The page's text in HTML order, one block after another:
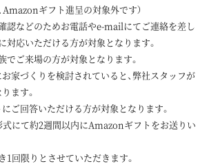
Amazonギフト進呈の対象外です）
認などのためお電話やe-mailにてご連絡を差し
対応いただける方が対象となります。
でご来場の方が対象となります。
家づくりを検討されていると、弊社スタッフが
ます。
ご回答いただける方が対象となります。
式にて約2週間以内にAmazonギフトをお送りい
回限りとさせていただきます。